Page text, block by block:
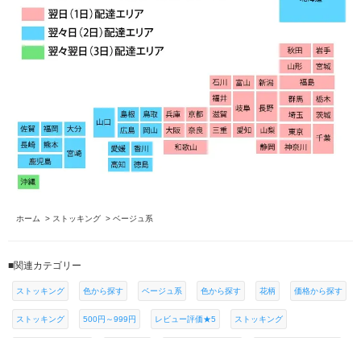
ホーム > ストッキング > ベージュ系
■関連カテゴリー
ストッキング 色から探す ベージュ系 色から探す 花柄 価格から探す
ストッキング 500円～999円 レビュー評価★5 ストッキング